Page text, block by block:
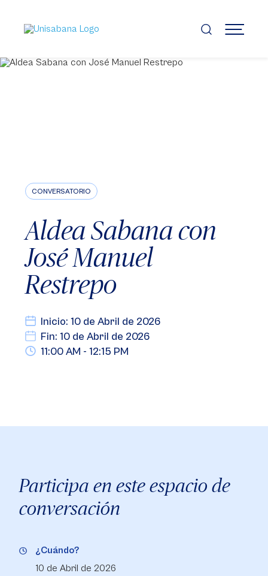
contenido
principal
MENÚ
CONVERSATORIO
Aldea Sabana con
José Manuel
Restrepo
Inicio: 10 de Abril de 2026
Fin: 10 de Abril de 2026
11:00 AM - 12:15 PM
Participa en este espacio de
conversación
¿Cuándo?
10 de Abril de 2026